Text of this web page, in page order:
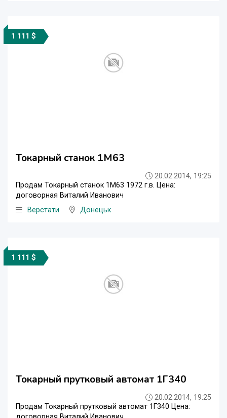
1 111 $
Токарный станок 1М63
20.02.2014, 19:25
Продам Токарный станок 1М63 1972 г.в. Цена:
договорная Виталий Иванович
Верстати
Донецьк
1 111 $
Токарный прутковый автомат 1Г340
20.02.2014, 19:25
Продам Токарный прутковый автомат 1Г340 Цена: